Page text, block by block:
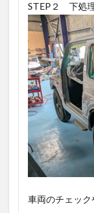
STEP２ 下処
車両のチェック